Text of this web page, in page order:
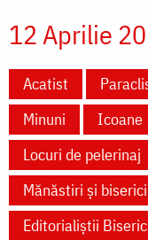
12 Aprilie
Acatist
Minuni
Icoane
Locuri de pelerinaj
Mănăstiri și biserici
Editorialiștii